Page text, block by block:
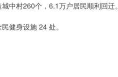
村260个，6.1万户居民顺利回迁。
健身设施 24 处。